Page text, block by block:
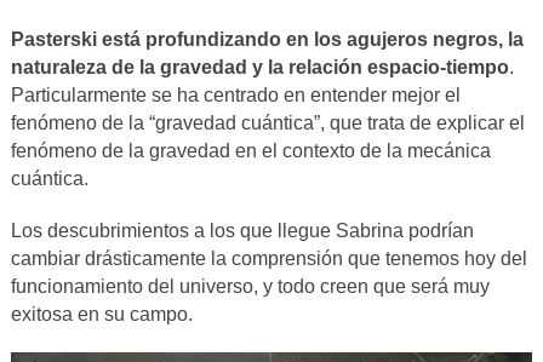
Pasterski está profundizando en los agujeros negros, la
naturaleza de la gravedad y la relación espacio-tiempo.
Particularmente se ha centrado en entender mejor el
fenómeno de la “gravedad cuántica”, que trata de explicar el
fenómeno de la gravedad en el contexto de la mecánica
cuántica.
Los descubrimientos a los que llegue Sabrina podrían
cambiar drásticamente la comprensión que tenemos hoy del
funcionamiento del universo, y todo creen que será muy
exitosa en su campo.